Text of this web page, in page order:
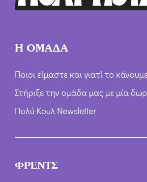
Η ΟΜΑΔΑ
Ποιοι είμαστε και γιατί το
Στήριξε την ομάδα μας με μία
Πολύ Κουλ Newsletter
ΦΡΕΝΤΣ